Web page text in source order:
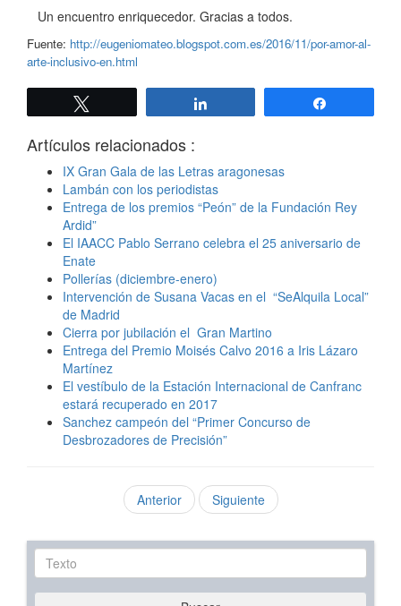
Un encuentro enriquecedor. Gracias a todos.
Fuente: http://eugeniomateo.blogspot.com.es/2016/11/por-amor-al-
arte-inclusivo-en.html
Artículos relacionados :
IX Gran Gala de las Letras aragonesas
Lambán con los periodistas
Entrega de los premios “Peón” de la Fundación Rey
Ardid”
El IAACC Pablo Serrano celebra el 25 aniversario de
Enate
Pollerías (diciembre-enero)
Intervención de Susana Vacas en el “SeAlquila Local”
de Madrid
Cierra por jubilación el Gran Martino
Entrega del Premio Moisés Calvo 2016 a Iris Lázaro
Martínez
El vestíbulo de la Estación Internacional de Canfranc
estará recuperado en 2017
Sanchez campeón del “Primer Concurso de
Desbrozadores de Precisión”
Anterior Siguiente
Texto